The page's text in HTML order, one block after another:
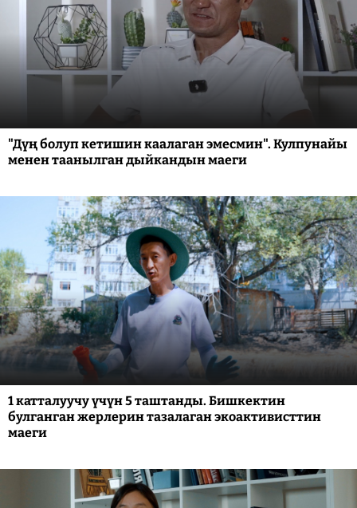
"Дүң болуп кетишин каалаган эмесмин". Кулпунайы
менен таанылган дыйкандын маеги
1 катталуучу үчүн 5 таштанды. Бишкектин
булганган жерлерин тазалаган экоактивисттин
маеги